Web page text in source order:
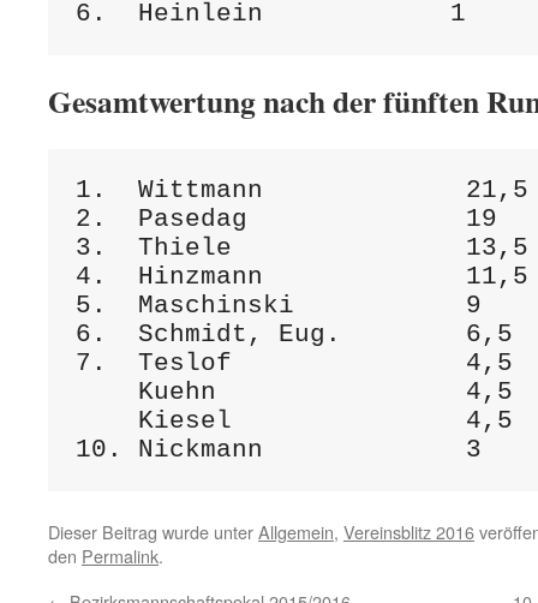
Gesamtwertung nach der fünften
1.  Wittmann             21,5
2.  Pasedag              19
3.  Thiele               13,5
4.  Hinzmann             11,5
5.  Maschinski           9
6.  Schmidt, Eug.        6,5
7.  Teslof               4,5
    Kuehn                4,5
    Kiesel               4,5
Dieser Beitrag wurde unterAllgemein, Vereinsblitz 2016
den Permalink.